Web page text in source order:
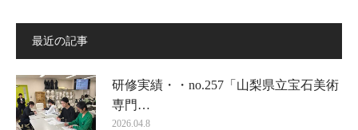
最近の記事
研修実績・・no.257「山梨県立宝石美術
専門…
2026.04.8